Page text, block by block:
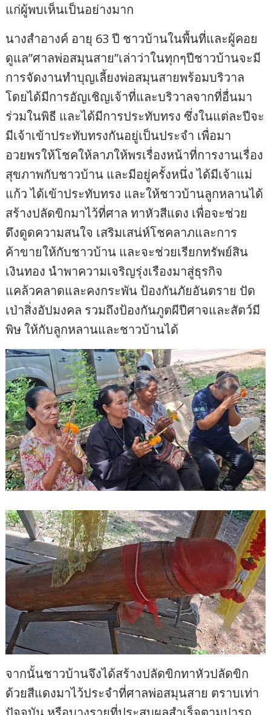
แก่ผู้พบเห็นเป็นอย่างมาก
นางสำอางค์ อายุ 63 ปี ชาวบ้านในพื้นที่และผู้คอย
ดูแล”ศาลพ่อสมุนสาย”เล่าว่าในทุกๆปีชาวบ้านจะมี
การจัดงานทำบุญเลี้ยงพ่อสมุนสายพร้อมบริวาล
โดยได้มีการอัญเชิญเจ้าที่และบริวาลจากที่อื่นมา
ร่วมในพิธี และได้มีการประทับทรง ซึ่งในแต่ละปีจะ
มีเจ้าเข้าประทับทรงกันอยู่เป็นประจำ เพื่อมา
อวยพรให้โชคให้ลาภให้พรเรื่องหน้าที่การงานเรื่อง
สุขภาพกับชาวบ้าน และมีอยู่ครั้งหนึ่ง ได้มีเจ้าแม่
แก้ว ได้เข้าประทับทรง และให้ชาวบ้านลูกหลานได้
สร้างปลัดขิกมาไว้ที่ศาล ทาหัวสีแดง เพื่อจะช่วย
ดึงดูดความสนใจ เสริมเสน่ห์โชคลาภและการ
ค้าขายให้กับชาวบ้าน และจะช่วยเรียกทรัพย์สิน
เงินทอง นำพาความเจริญรุ่งเรืองมาสู่ธุรกิจ
แคล้วคลาดและคงกระพัน ป้องกันภัยอันตราย ปัด
เป่าสิ่งอัปมงคล รวมถึงป้องกันภูตผีปีศาจและสัตว์มี
พิษ ให้กับลูกหลานและชาวบ้านได้
จากนั้นชาวบ้านจึงได้สร้างปลัดขิกทาหัวปลัดขิก
ด้วยสีแดงมาไว้ประจำที่ศาลพ่อสมุนสาย ตราบเท่า